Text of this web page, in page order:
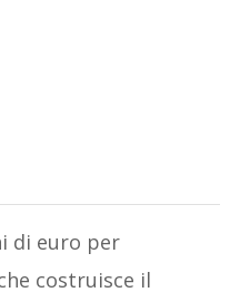
di euro per
costruisce il